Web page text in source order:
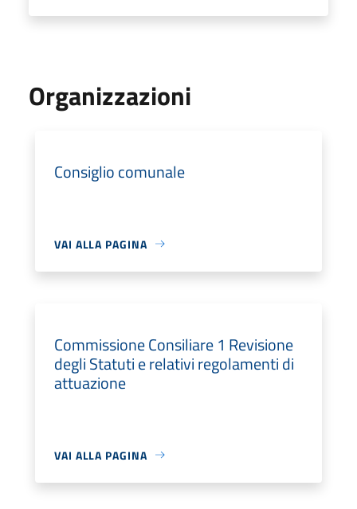
Organizzazioni
Consiglio comunale
VAI ALLA PAGINA
Commissione Consiliare 1 Revisione
degli Statuti e relativi regolamenti di
attuazione
VAI ALLA PAGINA